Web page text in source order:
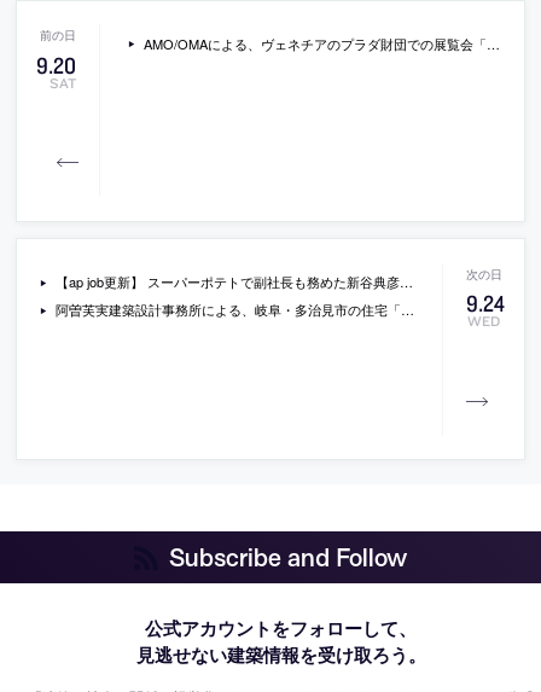
9.20
SAT
AMO/OMAによる、ヴェネチアのプラダ財団での展覧会「DIAGRAMS」を紹介する動画。コールハースへのインタビューも収録
9.24
WED
【ap job更新】 スーパーポテトで副社長も務めた新谷典彦が設立し、様々な国で仕事を進める「S.D.S.International」が、設計スタッフ（経験者・既卒・2026年新卒）と アルバイトを募集中
阿曽芙実建築設計事務所による、岐阜・多治見市の住宅「Kaleido scape」。余裕のある“T型の敷地”に計画。物価上昇に対応する為にシンプルな構成を意識し、家型で筒状のヴォリュームを交差させた“様々な外部と関わりをもつ”建築を考案。“万華鏡”の様に室内に光が入り込み空間を彩る
Subscribe and Follow
公式アカウントをフォローして、
見逃せない建築情報を受け取ろう。